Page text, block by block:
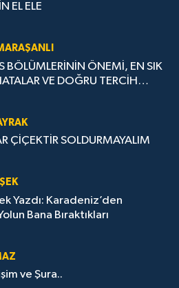
EL ELE
BÖLÜMLERİNİN ÖNEMİ, EN SIK
VE DOĞRU TERCİH
ÇİÇEKTİR SOLDURMAYALIM
Yazdı: Karadeniz’den
Bana Bıraktıkları
ve Şura..